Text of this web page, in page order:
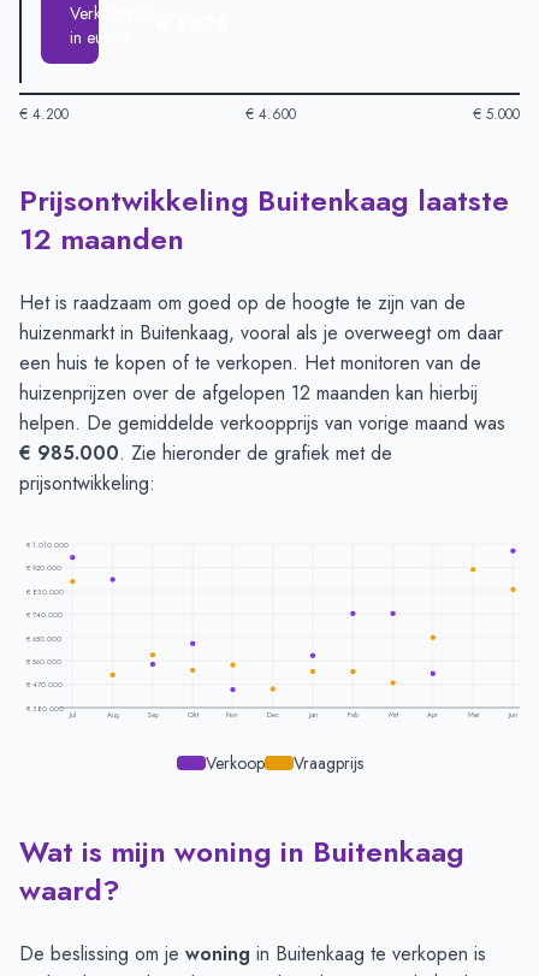
Verkoopprijs
in euro's
€ 4.200 € 4.600 € 5.000
Huizenprijzen in Buitenkaag per m2-Afgelopen 3 maanden
Type
Vraagprijs in euro's
Verkoopprijs in euro's
€ 4.876
Prijsontwikkeling Buitenkaag laatste
12 maanden
Het is raadzaam om goed op de hoogte te zijn van de
huizenmarkt in Buitenkaag, vooral als je overweegt om daar
een huis te kopen of te verkopen. Het monitoren van de
huizenprijzen over de afgelopen 12 maanden kan hierbij
helpen. De gemiddelde verkoopprijs van vorige maand was
€ 985.000. Zie hieronder de grafiek met de
prijsontwikkeling:
€ 1.010.000
€ 920.000
€ 830.000
€ 740.000
€ 650.000
€ 560.000
€ 470.000
€ 380.000
Jul Aug Sep Okt Nov Dec Jan Feb Mrt Apr Mei Jun
Verkoop Vraagprijs
Prijsontwikkeling per maand -Buitenkaag
Maand
Vraagprijs
Verkoopprijs
Juli
Augustus
September € 582.000 € 547.750
Wat is mijn woning in Buitenkaag
waard?
De beslissing om je woning in Buitenkaag te verkopen is